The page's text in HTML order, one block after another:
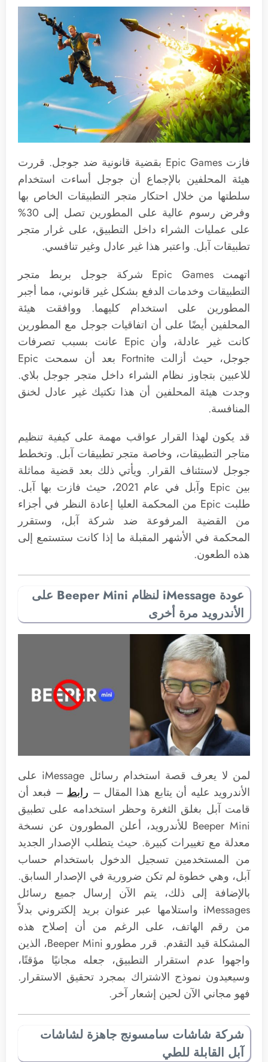
فازت Epic Games بقضية قانونية ضد جوجل. قررت
هيئة المحلفين بالإجماع أن جوجل أساءت استخدام
سلطتها من خلال احتكار متجر التطبيقات الخاص بها
وفرض رسوم عالية على المطورين تصل إلى 30%
على عمليات الشراء داخل التطبيق، على غرار متجر
تطبيقات آبل. واعتبر هذا غير عادل وغير تنافسي.
اتهمت Epic Games شركة جوجل بربط متجر
التطبيقات وخدمات الدفع بشكل غير قانوني، مما أجبر
المطورين على استخدام كليهما. ووافقت هيئة
المحلفين أيضًا على أن اتفاقيات جوجل مع المطورين
كانت غير عادلة، وأن Epic عانت بسبب تصرفات
جوجل، حيث أزالت Fortnite بعد أن سمحت Epic
للاعبين بتجاوز نظام الشراء داخل متجر جوجل بلاي.
وجدت هيئة المحلفين أن هذا تكتيك غير عادل لخنق
المنافسة.
قد يكون لهذا القرار عواقب مهمة على كيفية تنظيم
متاجر التطبيقات، وخاصة متجر تطبيقات آبل. وتخطط
جوجل لاستئناف القرار. ويأتي ذلك بعد قضية مماثلة
بين Epic وآبل في عام 2021، حيث فازت بها آبل.
طلبت Epic من المحكمة العليا إعادة النظر في أجزاء
من القضية المرفوعة ضد شركة آبل، وستقرر
المحكمة في الأشهر المقبلة ما إذا كانت ستستمع إلى
هذه الطعون.
عودة iMessage لنظام Beeper Mini على
الأندرويد مرة أخرى
لمن لا يعرف قصة استخدام رسائل iMessage على
الأندرويد عليه أن يتابع هذا المقال –رابط– فبعد أن
قامت آبل بغلق الثغرة وحظر استخدامه على تطبيق
Beeper Mini للأندرويد، أعلن المطورون عن نسخة
معدلة مع تغييرات كبيرة. حيث يتطلب الإصدار الجديد
من المستخدمين تسجيل الدخول باستخدام حساب
آبل، وهي خطوة لم تكن ضرورية في الإصدار السابق.
بالإضافة إلى ذلك، يتم الآن إرسال جميع رسائل
iMessages واستلامها عبر عنوان بريد إلكتروني بدلاً
من رقم الهاتف، على الرغم من أن إصلاح هذه
المشكلة قيد التقدم. قرر مطورو Beeper Mini، الذين
واجهوا عدم استقرار التطبيق، جعله مجانيًا مؤقتًا،
وسيعيدون نموذج الاشتراك بمجرد تحقيق الاستقرار.
فهو مجاني الآن لحين إشعار آخر.
شركة شاشات سامسونج جاهزة لشاشات
آبل القابلة للطي